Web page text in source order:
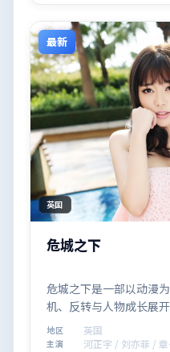
最新
英国
危城之下
危城之下是一部以动漫
机、反转与人物成长展
观看。
地区 英国
主演
河正宇 / 刘亦菲 /